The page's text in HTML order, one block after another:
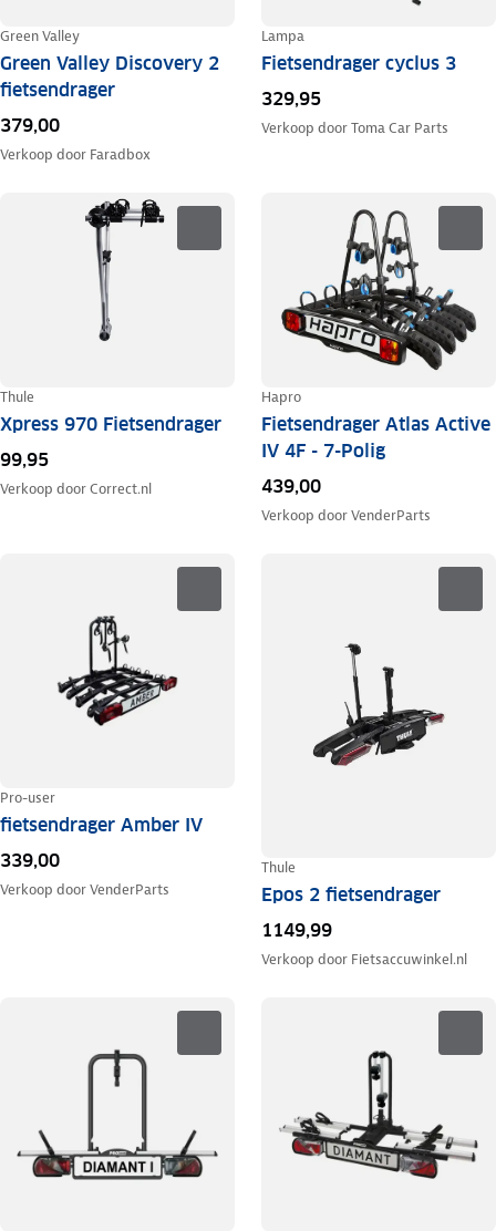
Green Valley
Green Valley Discovery 2
fietsendrager
379,00
Verkoop door Faradbox
Lampa
Fietsendrager cyclus 3
329,95
Verkoop doorToma Car Parts
Thule
Xpress 970 Fietsendrager
99,95
Verkoop doorCorrect.nl
Hapro
Fietsendrager Atlas Active
IV 4F - 7-Polig
439,00
Verkoop doorVenderParts
Pro-user
fietsendrager Amber IV
339,00
Verkoop doorVenderParts
Thule
Epos 2 fietsendrager
1149,99
Verkoop door Fietsaccuwinkel.nl